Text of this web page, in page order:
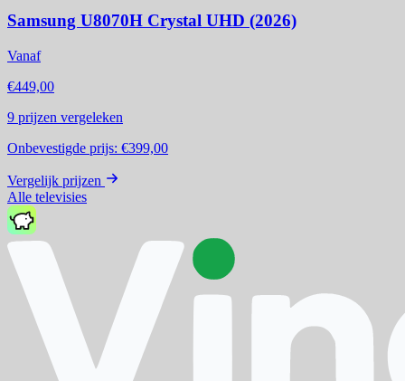
Samsung U8070H Crystal UHD (2026)
Vanaf
€449,00
9 prijzen vergeleken
Onbevestigde prijs: €399,00
Vergelijk prijzen
Alle televisies